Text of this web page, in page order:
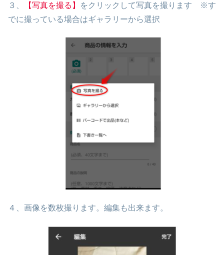
３、 【写真を撮る】
をクリックして写真を撮ります ※す
でに撮っている場合はギャラリーから選択
４、画像を数枚撮ります。編集も出来ます。